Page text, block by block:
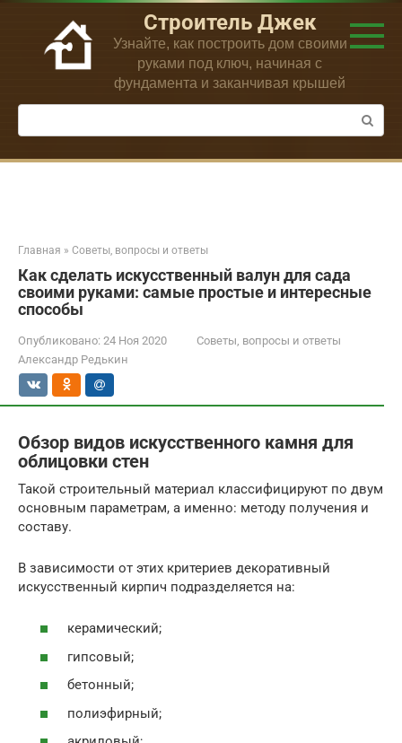
Перейти
контенту
Строитель Джек
Узнайте, как построить дом своими
руками под ключ, начиная с
фундамента и заканчивая крышей
Поиск:
Главная » Советы, вопросы и ответы
Как сделать искусственный валун для сада
своими руками: самые простые и интересные
способы
Опубликовано: 24 Ноя 2020
Советы, вопросы и ответы
Александр Редькин
Обзор видов искусственного камня для
облицовки стен
Такой строительный материал классифицируют по двум
основным параметрам, а именно: методу получения и
составу.
В зависимости от этих критериев декоративный
искусственный кирпич подразделяется на:
керамический;
гипсовый;
бетонный;
полиэфирный;